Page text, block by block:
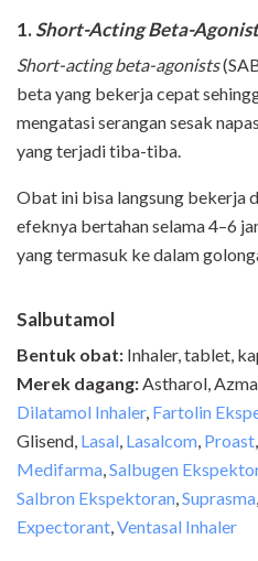
1.Short-Acting Beta-Agonist
Short-acting beta-agonists
beta yang bekerja cepat
mengatasi serangan sesak
yang terjadi tiba-tiba.
Obat ini bisa langsung bekerja
efeknya bertahan selama 4–6
yang termasuk ke dalam
Salbutamol
Bentuk obat: Inhaler, tablet,
Merek dagang:Astharol,
Dilatamol Inhaler, Fartolin
Glisend, Lasal, Lasalcom, Proast,
Medifarma,Salbugen
Salbron Ekspektoran,Suprasma
Expectorant,Ventasal Inhaler